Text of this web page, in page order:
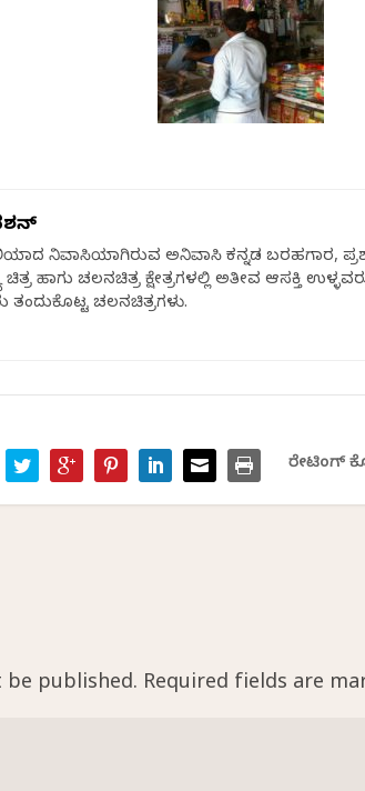
ನಿವಾಸಿಯಾಗಿರುವ ಅನಿವಾಸಿ ಕನ್ನಡ ಬರಹಗಾರ,
ಚಿತ್ರ ಹಾಗು ಚಲನಚಿತ್ರ ಕ್ಷೇತ್ರಗಳಲ್ಲಿ ಅತೀವ ಆಸಕ್ತಿ
ತಂದುಕೊಟ್ಟ ಚಲನಚಿತ್ರಗಳು.
ರೇಟಿಂಗ್
be published. Required fields are